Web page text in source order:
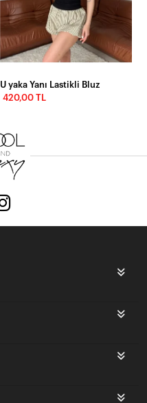
U yaka Yanı Lastikli Bluz
420,00 TL